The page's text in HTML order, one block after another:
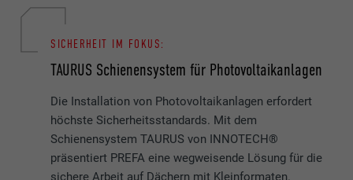
TAURUS Schienensystem für Photovoltaikanlagen
SICHERHEIT IM FOKUS:
Die Installation von Photovoltaikanlagen erfordert
höchste Sicherheitsstandards. Mit dem
Schienensystem TAURUS von INNOTECH®
präsentiert PREFA eine wegweisende Lösung für die
sichere Arbeit auf Dächern mit Kleinformaten.